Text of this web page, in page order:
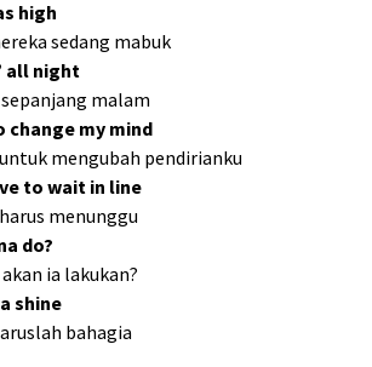
high
sedang mabuk
all night
malam
change my mind
mengubah pendirianku
to wait in line
menunggu
do?
ia lakukan?
shine
bahagia